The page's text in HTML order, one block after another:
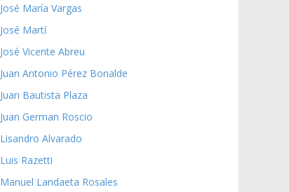
José María Vargas
José Martí
José Vicente Abreu
Juan Antonio Pérez Bonalde
Juan Bautista Plaza
Juan German Roscio
Lisandro Alvarado
Luis Razetti
Manuel Landaeta Rosales